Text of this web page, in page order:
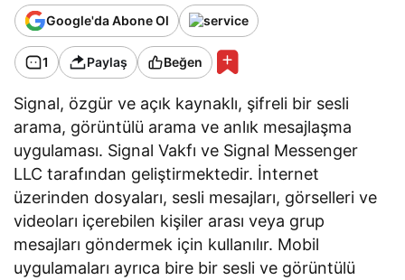
Google'da Abone Ol
1 Paylaş Beğen
Signal, özgür ve açık kaynaklı, şifreli bir sesli
arama, görüntülü arama ve anlık mesajlaşma
uygulaması. Signal Vakfı ve Signal Messenger
LLC tarafından geliştirmektedir. İnternet
üzerinden dosyaları, sesli mesajları, görselleri ve
videoları içerebilen kişiler arası veya grup
mesajları göndermek için kullanılır. Mobil
uygulamaları ayrıca bire bir sesli ve görüntülü